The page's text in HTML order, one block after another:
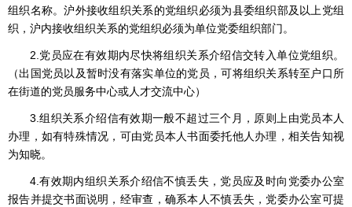
组织名称。沪外接收组织关系的党组织必须为县委组织部及以上党组
织，沪内接收组织关系的党组织必须为单位党委组织部门。
2.党员应在有效期内尽快将组织关系介绍信交转入单位党组织。
（出国党员以及暂时没有落实单位的党员，可将组织关系转至户口所
在街道的党员服务中心或人才交流中心）
3.组织关系介绍信有效期一般不超过三个月，原则上由党员本人
办理，如有特殊情况，可由党员本人书面委托他人办理，相关告知视
为知晓。
4.有效期内组织关系介绍信不慎丢失，党员应及时向党委办公室
报告并提交书面说明，经审查，确系本人不慎丢失，党委办公室可提